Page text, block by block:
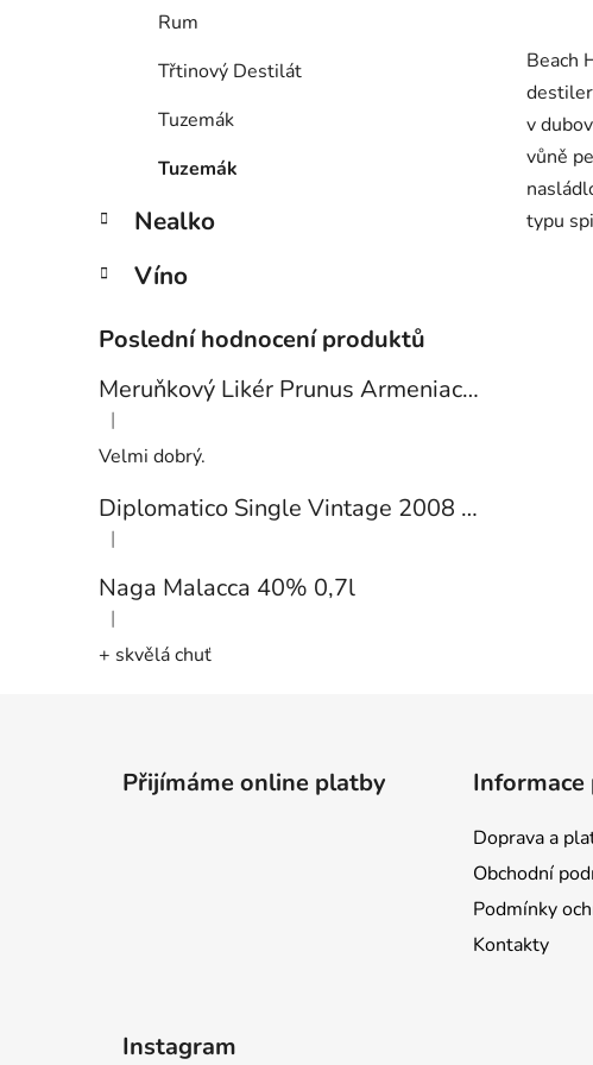
Rum
Třtinový Destilát
Tuzemák
Tuzemák
Nealko
Víno
Poslední hodnocení produktů
Meruňkový Likér Prunus Armeniaca 24% 0,7l
Hodnocení produktu je 5 z 5 hvězdiček.
|
Velmi dobrý.
Diplomatico Single Vintage 2008 43% 0,7l
Hodnocení produktu je 5 z 5 hvězdiček.
|
Naga Malacca 40% 0,7l
Hodnocení produktu je 5 z 5 hvězdiček.
|
+ skvělá chuť
Beach
v
vůně
typu
Přijímáme online platby Informace
Doprava a
Obchodní
Podmínky
Kontakty
Instagram